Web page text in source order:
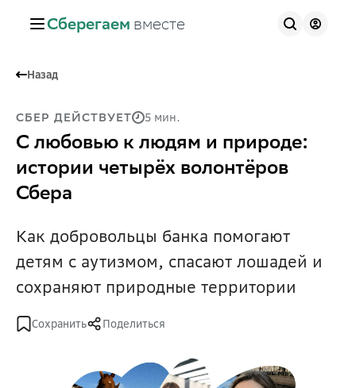
Сберегаем вместе
Назад
СБЕР ДЕЙСТВУЕТ 5 мин.
С любовью к людям и природе:
истории четырёх волонтёров
Сбера
Как добровольцы банка помогают
детям с аутизмом, спасают лошадей и
сохраняют природные территории
Сохранить Поделиться